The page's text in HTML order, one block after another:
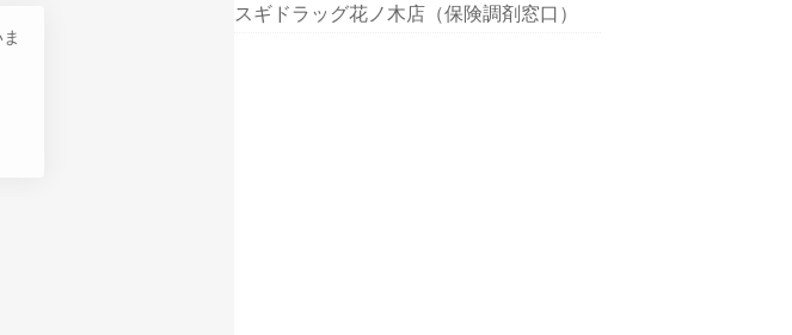
スギドラッグ花ノ木店（保険調剤窓口）